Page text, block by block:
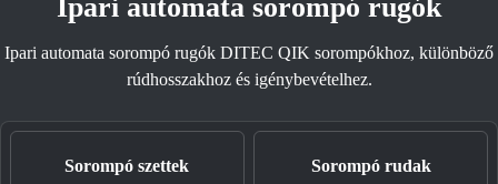
Ipari automata sorompó rugók DITEC QIK sorompókhoz, különböző
rúdhosszakhoz és igénybevételhez.
Sorompó szettek Sorompó rudak